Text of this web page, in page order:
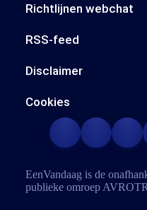
Richtlijnen webchat
RSS-feed
Disclaimer
Cookies
EenVandaag is de
publieke omroep